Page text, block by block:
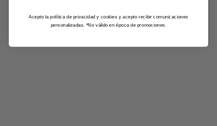
Doble faz, un toque rojo y Cora verde jade
Acepto la política de privacidad y cookies y acepto recibir comunicaciones
personalizadas. *No válido en época de promociones.